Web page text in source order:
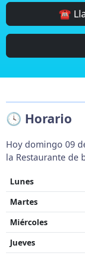
☎️
🕓 Horario
Hoy domingo 09
la Restaurante de
Lunes
Martes
Miércoles
Jueves